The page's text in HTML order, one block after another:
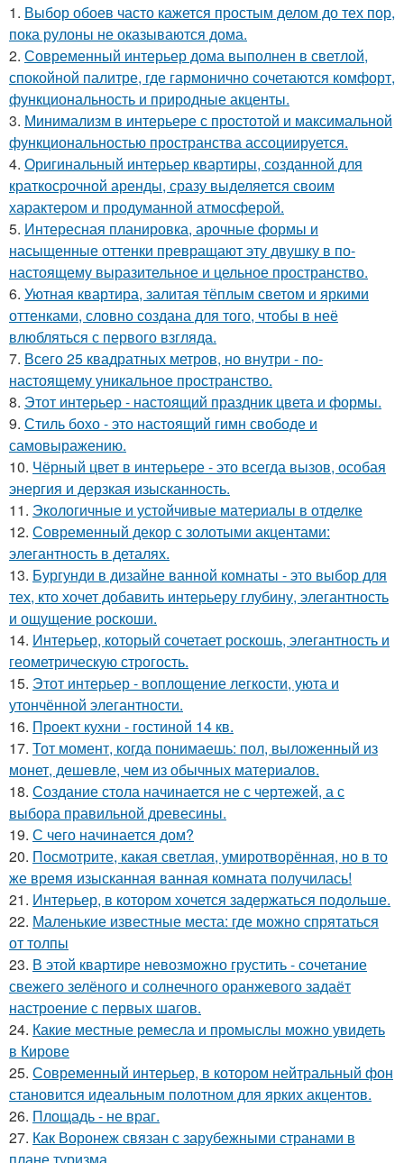
1. Выбор обоев часто кажется простым делом до тех пор,
пока рулоны не оказываются дома.
2. Современный интерьер дома выполнен в светлой,
спокойной палитре, где гармонично сочетаются комфорт,
функциональность и природные акценты.
3. Минимализм в интерьере с простотой и максимальной
функциональностью пространства ассоциируется.
4. Оригинальный интерьер квартиры, созданной для
краткосрочной аренды, сразу выделяется своим
характером и продуманной атмосферой.
5. Интересная планировка, арочные формы и
насыщенные оттенки превращают эту двушку в по-
настоящему выразительное и цельное пространство.
6. Уютная квартира, залитая тёплым светом и яркими
оттенками, словно создана для того, чтобы в неё
влюбляться с первого взгляда.
7. Всего 25 квадратных метров, но внутри - по-
настоящему уникальное пространство.
8. Этот интерьер - настоящий праздник цвета и формы.
9. Стиль бохо - это настоящий гимн свободе и
самовыражению.
10. Чёрный цвет в интерьере - это всегда вызов, особая
энергия и дерзкая изысканность.
11. Экологичные и устойчивые материалы в отделке
12. Современный декор с золотыми акцентами:
элегантность в деталях.
13. Бургунди в дизайне ванной комнаты - это выбор для
тех, кто хочет добавить интерьеру глубину, элегантность
и ощущение роскоши.
14. Интерьер, который сочетает роскошь, элегантность и
геометрическую строгость.
15. Этот интерьер - воплощение легкости, уюта и
утончённой элегантности.
16. Проект кухни - гостиной 14 кв.
17. Тот момент, когда понимаешь: пол, выложенный из
монет, дешевле, чем из обычных материалов.
18. Создание стола начинается не с чертежей, а с
выбора правильной древесины.
19. С чего начинается дом?
20. Посмотрите, какая светлая, умиротворённая, но в то
же время изысканная ванная комната получилась!
21. Интерьер, в котором хочется задержаться подольше.
22. Маленькие известные места: где можно спрятаться
от толпы
23. В этой квартире невозможно грустить - сочетание
свежего зелёного и солнечного оранжевого задаёт
настроение с первых шагов.
24. Какие местные ремесла и промыслы можно увидеть
в Кирове
25. Современный интерьер, в котором нейтральный фон
становится идеальным полотном для ярких акцентов.
26. Площадь - не враг.
27. Как Воронеж связан с зарубежными странами в
плане туризма